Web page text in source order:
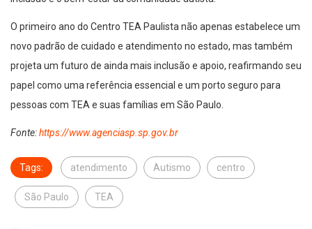
O primeiro ano do Centro TEA Paulista não apenas estabelece um
novo padrão de cuidado e atendimento no estado, mas também
projeta um futuro de ainda mais inclusão e apoio, reafirmando seu
papel como uma referência essencial e um porto seguro para
pessoas com TEA e suas famílias em São Paulo.
Fonte:https://www.agenciasp.sp.gov.br
Tags: atendimento Autismo centro
São Paulo TEA